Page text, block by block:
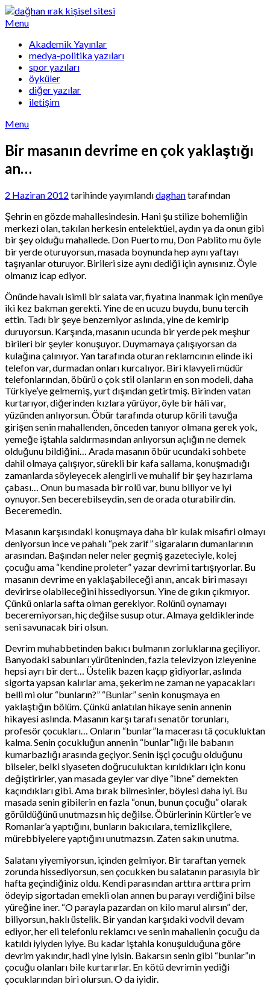
Skip
to
Menu
Akademik Yayınlar
medya-politika yazıları
spor yazıları
öyküler
diğer yazılar
iletişim
Menu
Bir masanın devrime en çok yaklaştığı
an…
2 Haziran 2012 tarihinde yayımlandıdaghantarafından
Şehrin en gözde mahallesindesin. Hani şu stilize bohemliğin
merkezi olan, takılan herkesin entelektüel, aydın ya da onun gibi
bir şey olduğu mahallede. Don Puerto mu, Don Pablito mu öyle
bir yerde oturuyorsun, masada boynunda hep aynı yaftayı
taşıyanlar oturuyor. Birileri size aynı dediği için aynısınız. Öyle
olmanız icap ediyor.
Önünde havalı isimli bir salata var, fiyatına inanmak için menüye
iki kez bakman gerekti. Yine de en ucuzu buydu, bunu tercih
ettin. Tadı bir şeye benzemiyor aslında, yine de kemirip
duruyorsun. Karşında, masanın ucunda bir yerde pek meşhur
birileri bir şeyler konuşuyor. Duymamaya çalışıyorsan da
kulağına çalınıyor. Yan tarafında oturan reklamcının elinde iki
telefon var, durmadan onları kurcalıyor. Biri klavyeli müdür
telefonlarından, öbürü o çok stil olanların en son modeli, daha
Türkiye’ye gelmemiş, yurt dışından getirtmiş. Birinden vatan
kurtarıyor, diğerinden kızlara yürüyor, öyle bir hâli var,
yüzünden anlıyorsun. Öbür tarafında oturup körili tavuğa
girişen senin mahallenden, önceden tanıyor olmana gerek yok,
yemeğe iştahla saldırmasından anlıyorsun açlığın ne demek
olduğunu bildiğini… Arada masanın öbür ucundaki sohbete
dahil olmaya çalışıyor, sürekli bir kafa sallama, konuşmadığı
zamanlarda söyleyecek alengirli ve muhalif bir şey hazırlama
çabası… Onun bu masada bir rolü var, bunu biliyor ve iyi
oynuyor. Sen becerebilseydin, sen de orada oturabilirdin.
Beceremedin.
Masanın karşısındaki konuşmaya daha bir kulak misafiri olmayı
deniyorsun ince ve pahalı “pek zarif” sigaraların dumanlarının
arasından. Başından neler neler geçmiş gazeteciyle, kolej
çocuğu ama “kendine proleter” yazar devrimi tartışıyorlar. Bu
masanın devrime en yaklaşabileceği anın, ancak biri masayı
devirirse olabileceğini hissediyorsun. Yine de gıkın çıkmıyor.
Çünkü onlarla safta olman gerekiyor. Rolünü oynamayı
beceremiyorsan, hiç değilse susup otur. Almaya geldiklerinde
seni savunacak biri olsun.
Devrim muhabbetinden bakıcı bulmanın zorluklarına geçiliyor.
Banyodaki sabunları yürüteninden, fazla televizyon izleyenine
hepsi ayrı bir dert… Üstelik bazen kaçıp gidiyorlar, aslında
sigorta yapsan kalırlar ama, şekerim ne zaman ne yapacakları
belli mi olur “bunların?” “Bunlar” senin konuşmaya en
yaklaştığın bölüm. Çünkü anlatılan hikaye senin annenin
hikayesi aslında. Masanın karşı tarafı senatör torunları,
profesör çocukları… Onların “bunlar”la macerası tâ çocukluktan
kalma. Senin çocukluğun annenin “bunlar”lığı ile babanın
kumarbazlığı arasında geçiyor. Senin işçi çocuğu olduğunu
bilseler, belki siyaseten doğruculuktan kırıldıkları için konu
değiştirirler, yan masada geyler var diye “ibne” demekten
kaçındıkları gibi. Ama bırak bilmesinler, böylesi daha iyi. Bu
masada senin gibilerin en fazla “onun, bunun çocuğu” olarak
görüldüğünü unutmazsın hiç değilse. Öbürlerinin Kürtler’e ve
Romanlar’a yaptığını, bunların bakıcılara, temizlikçilere,
mürebbiyelere yaptığını unutmazsın. Zaten sakın unutma.
Salatanı yiyemiyorsun, içinden gelmiyor. Bir taraftan yemek
zorunda hissediyorsun, sen çocukken bu salatanın parasıyla bir
hafta geçindiğiniz oldu. Kendi parasından arttıra arttıra prim
ödeyip sigortadan emekli olan annen bu parayı verdiğini bilse
yüreğine iner. “O parayla pazardan on kilo marul alırsın” der,
biliyorsun, haklı üstelik. Bir yandan karşıdaki vodvil devam
ediyor, her eli telefonlu reklamcı ve senin mahallenin çocuğu da
katıldı iyiyden iyiye. Bu kadar iştahla konuşulduğuna göre
devrim yakındır, hadi yine iyisin. Bakarsın senin gibi “bunlar”ın
çocuğu olanları bile kurtarırlar. En kötü devrimin yediği
çocuklarından biri olursun. O da iyidir.